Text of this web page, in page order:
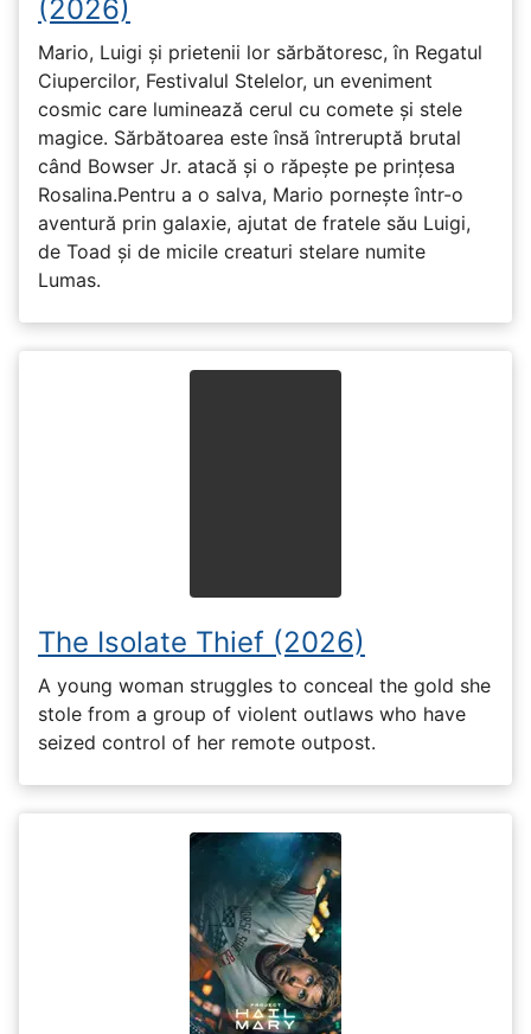
(2026)
Mario, Luigi și prietenii lor sărbătoresc, în Regatul
Ciupercilor, Festivalul Stelelor, un eveniment
cosmic care luminează cerul cu comete și stele
magice. Sărbătoarea este însă întreruptă brutal
când Bowser Jr. atacă și o răpește pe prinţesa
Rosalina.Pentru a o salva, Mario pornește într-o
aventură prin galaxie, ajutat de fratele său Luigi,
de Toad și de micile creaturi stelare numite
Lumas.
The Isolate Thief (2026)
A young woman struggles to conceal the gold she
stole from a group of violent outlaws who have
seized control of her remote outpost.